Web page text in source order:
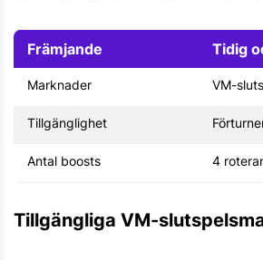
Främjande Tidig
Marknader VM-
Tillgänglighet
Antal boosts 4
Tillgängliga VM-